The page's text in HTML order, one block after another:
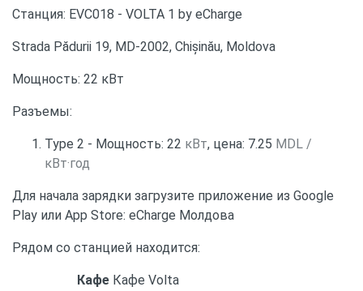
Станция: EVC018 - VOLTA 1 by eCharge
Strada Pădurii 19, MD-2002, Chișinău, Moldova
Мощность: 22 кВт
Разъемы:
Type 2 - Мощность: 22 кВт, цена: 7.25 MDL /
кВт·год
Для начала зарядки загрузите приложение из Google
Play или App Store: eCharge Молдова
Рядом со станцией находится:
Кафе Кафе Volta